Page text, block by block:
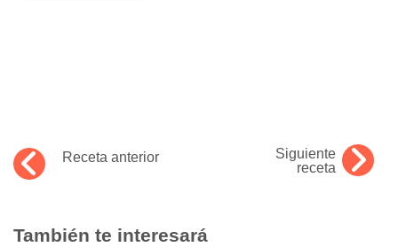
Receta anterior
Siguiente
receta
También te interesará